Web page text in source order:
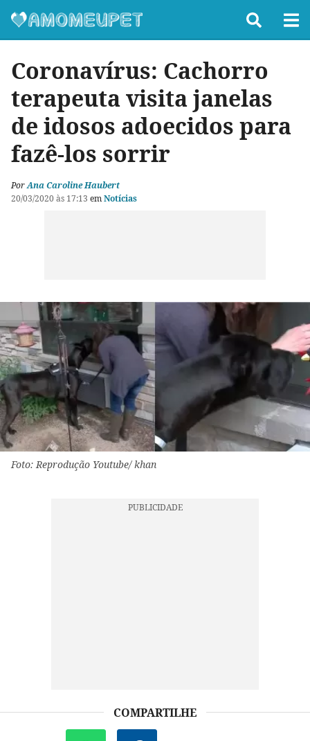
Coronavírus: Cachorro
terapeuta visita janelas
de idosos adoecidos para
fazê-los sorrir
PorAna Caroline Haubert
20/03/2020 às 17:13 emNotícias
Foto: Reprodução Youtube/ khan
COMPARTILHE